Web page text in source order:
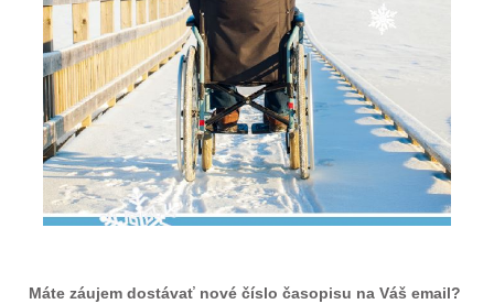
Máte záujem dostávať nové číslo časopisu na Váš email?